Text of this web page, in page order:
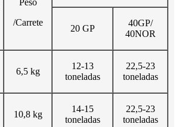
/Carrete
20 GP
40GP/
40NOR
6,5 kg
12-13
toneladas
22,5-23
toneladas
10,8 kg
14-15
toneladas
22,5-23
toneladas